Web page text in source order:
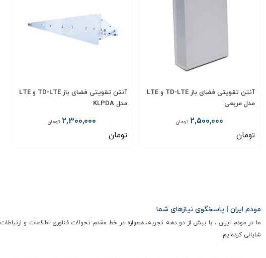
آنتن تقویتی فضای باز TD-LTE و LTE
مدل مربعی
2,500,000 تومان
تومان
آنتن تقویتی فضای باز TD-LTE و LTE
مدل KLPDA
2,300,000 تومان
تومان
مودم ایران | پاسخگوی نیازهای شما
ما در مودم ایران ، با بیش از دو دهه تجربه، همواره در خط مقدم تحولات فناوری اطلاعات و
شایانی کرده‌ایم.